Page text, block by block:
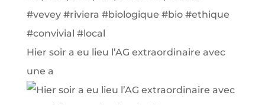
Hier soir a eu lieu l’AG extraordinaire avec
une a